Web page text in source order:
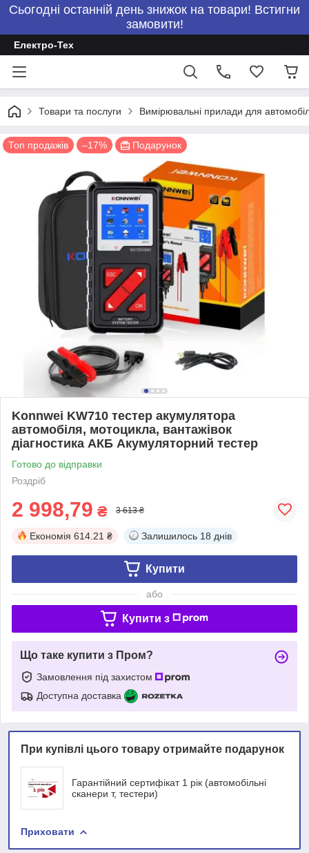
Сьогодні останній день знижок на товари! Встигни
замовити!
Електро-Тех
Товари та послуги Вимірювальні прилади для
Топ продажів –17% Подарунок
Konnwei KW710 тестер акумулятора
автомобіля, мотоцикла, вантажівок
діагностика АКБ Акумуляторний тестер
Готово до відправки
Роздріб
2 998,79 ₴ 3 613 ₴
Економія 614.21 ₴ Залишилось 18 днів
Купити
або
Купити з
Що таке купити з Пром?
Замовлення під захистом
Доступна доставка
При купівлі цього товару отримайте подарунок
Гарантійний сертифікат 1 рік (автомобільні
сканери т, тестери)
Приховати